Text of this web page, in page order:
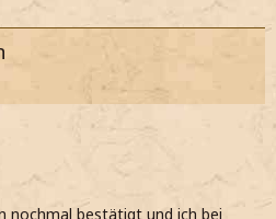
nochmal bestätigt und ich bei